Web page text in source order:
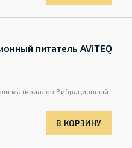
питатель AViTEQ
материалов:Вибрационный
В КОРЗИНУ